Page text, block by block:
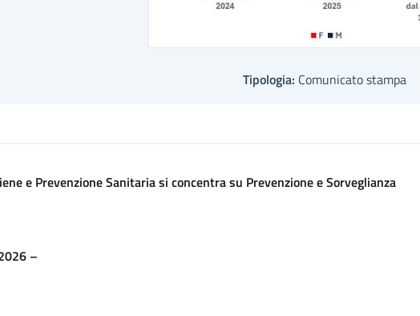
Tipologia: Comunicato stampa
e Prevenzione Sanitaria si concentra su Prevenzione e Sorveglianza
–